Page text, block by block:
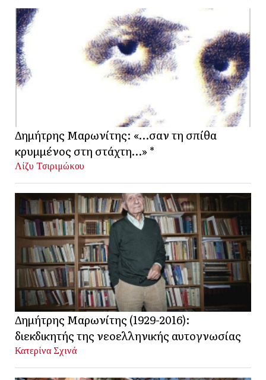
Δημήτρης Μαρωνίτης: «…σαν τη σπίθα
κρυμμένος στη στάχτη…» *
Λίζυ Τσιριμώκου
Δημήτρης Μαρωνίτης (1929-2016):
διεκδικητής της νεοελληνικής αυτογνωσίας
Κατερίνα Σχινά